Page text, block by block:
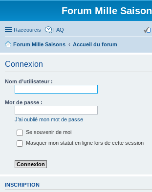
Forum Mille
Raccourcis FAQ
Forum Mille Saisons
Accueil du forum
Connexion
Nom d’utilisateur :
Mot de passe :
J’ai oublié mon mot de passe
Se souvenir de moi
Masquer mon statut en ligne lors de cette session
INSCRIPTION